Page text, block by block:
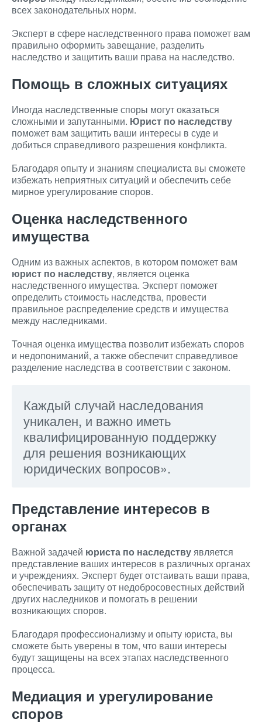
всех законодательных норм.
Эксперт в сфере наследственного права поможет вам
правильно оформить завещание, разделить
наследство и защитить ваши права на наследство.
Помощь в сложных ситуациях
Иногда наследственные споры могут оказаться
сложными и запутанными. Юрист по наследству
поможет вам защитить ваши интересы в суде и
добиться справедливого разрешения конфликта.
Благодаря опыту и знаниям специалиста вы сможете
избежать неприятных ситуаций и обеспечить себе
мирное урегулирование споров.
Оценка наследственного
имущества
Одним из важных аспектов, в котором поможет вам
юрист по наследству, является оценка
наследственного имущества. Эксперт поможет
определить стоимость наследства, провести
правильное распределение средств и имущества
между наследниками.
Точная оценка имущества позволит избежать споров
и недопониманий, а также обеспечит справедливое
разделение наследства в соответствии с законом.
Каждый случай наследования
уникален, и важно иметь
квалифицированную поддержку
для решения возникающих
юридических вопросов».
Представление интересов в
органах
Важной задачей юриста по наследствуявляется
представление ваших интересов в различных органах
и учреждениях. Эксперт будет отстаивать ваши права,
обеспечивать защиту от недобросовестных действий
других наследников и помогать в решении
возникающих споров.
Благодаря профессионализму и опыту юриста, вы
сможете быть уверены в том, что ваши интересы
будут защищены на всех этапах наследственного
процесса.
Медиация и урегулирование
споров